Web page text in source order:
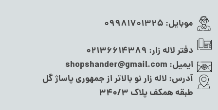
موبایل: 09981701325
دفتر لاله زار: 02136614389
ایمیل: shopshander@gmail.com
آدرس: لاله زار نو بالاتر از جمهوری پاساژ گل
طبقه همکف پلاک ۳۴۰/۳